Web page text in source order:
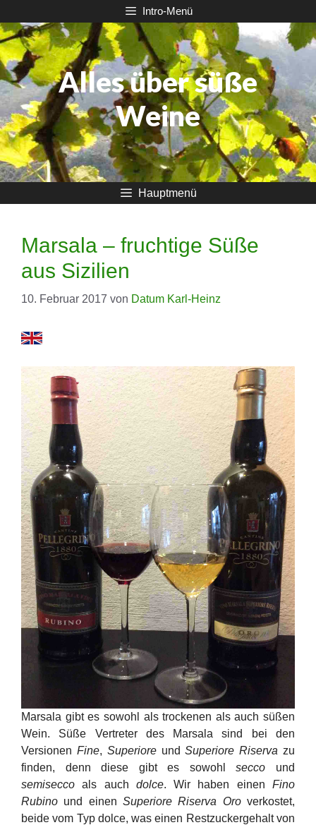
Inhalt
springen
Intro-Menü
Alles über süße
Weine
Hauptmenü
Marsala – fruchtige Süße
aus Sizilien
10. Februar 2017 von Datum Karl-Heinz
Marsala gibt es sowohl als trockenen als auch süßen
Wein. Süße Vertreter des Marsala sind bei den
Versionen Fine, SuperioreundSuperiore Riserva zu
finden, denn diese gibt es sowohlsecco und
semisecco als auch dolce. Wir haben einenFino
Rubino und einen Superiore Riserva Oroverkostet,
beide vom Typ dolce, was einen Restzuckergehalt von